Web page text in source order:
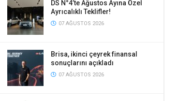
DS N°4’te Ağustos Ayına Özel
Ayrıcalıklı Teklifler!
07 AĞUSTOS 2026
Brisa, ikinci çeyrek finansal
sonuçlarını açıkladı
07 AĞUSTOS 2026